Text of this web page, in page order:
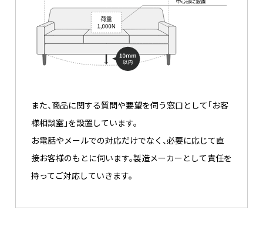
また、商品に関する質問や要望を伺う窓口として「お客
様相談室」を設置しています。
お電話やメールでの対応だけでなく、必要に応じて直
接お客様のもとに伺います。製造メーカーとして責任を
持ってご対応していきます。​